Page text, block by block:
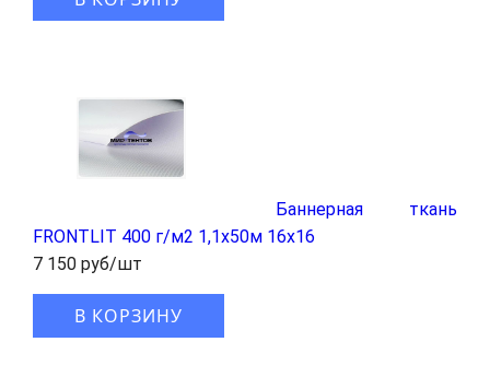
Баннерная ткань
FRONTLIT 400 г/м2 1,1x50м 16x16
7 150 руб/шт
В КОРЗИНУ